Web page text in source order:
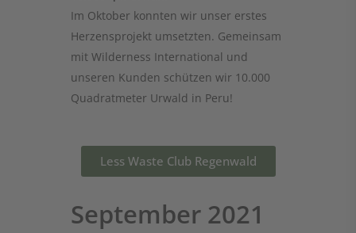
Im Oktober konnten wir unser erstes
Herzensprojekt umsetzten. Gemeinsam
mit Wilderness International und
unseren Kunden schützen wir 10.000
Quadratmeter Urwald in Peru!
Less Waste Club Regenwald
September 2021